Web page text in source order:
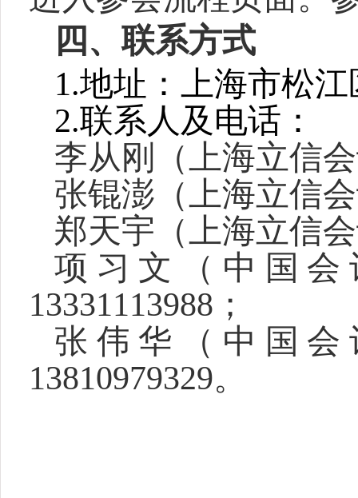
四、联系方式
1.地址：上海市松江
2.联系人及电话：
李从刚（上海立信
张锟澎（上海立信
郑天宇（上海立信
项习文（中国
13331113988；
张伟华（中国
13810979329。